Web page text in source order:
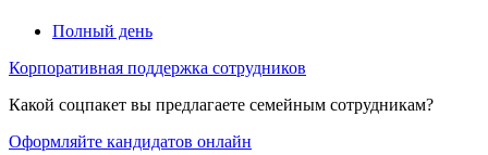
Полный день
Корпоративная поддержка сотрудников
Какой соцпакет вы предлагаете семейным сотрудникам?
Оформляйте кандидатов онлайн